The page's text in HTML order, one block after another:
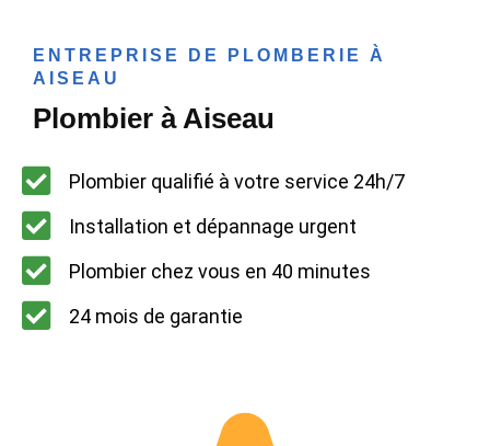
ENTREPRISE DE PLOMBERIE À
AISEAU
Plombier à Aiseau
Plombier qualifié à votre service 24h/7
Installation et dépannage urgent
Plombier chez vous en 40 minutes
24 mois de garantie